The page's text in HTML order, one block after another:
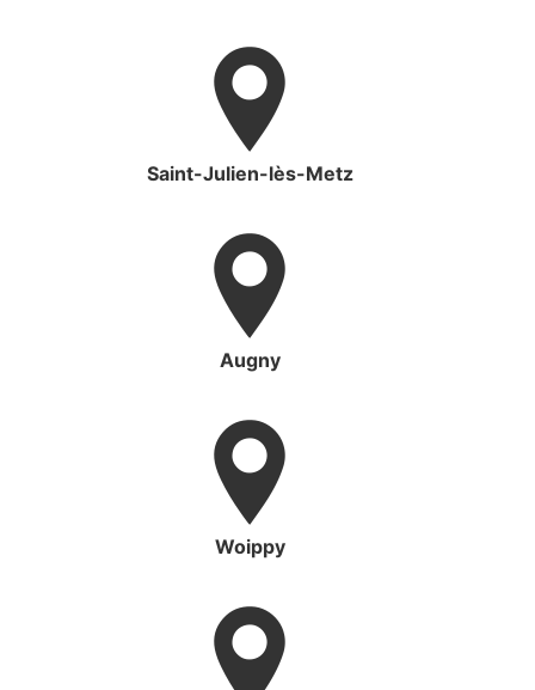
Saint-Julien-lès-Metz
Augny
Woippy